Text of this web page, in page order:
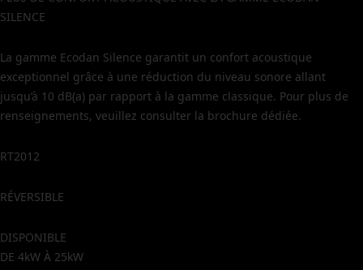
SILENCE
La gamme Ecodan Silence garantit un confort acoustique
exceptionnel grâce à une réduction du niveau sonore allant
jusqu’à 10 dB(a) par rapport à la gamme classique. Pour plus de
renseignements, veuillez consulter la brochure dédiée.
RT2012
RÉVERSIBLE
DISPONIBLE
DE 4kW À 25kW